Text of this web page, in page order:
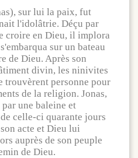
sur lui la paix, fut
l'idolâtrie. Déçu par
croire en Dieu, il implora
sur un bateau
de Dieu. Après son
divin, les ninivites
trouvèrent personne pour
de la religion. Jonas,
une baleine et
celle-ci quarante jours
acte et Dieu lui
auprès de son peuple
de Dieu.